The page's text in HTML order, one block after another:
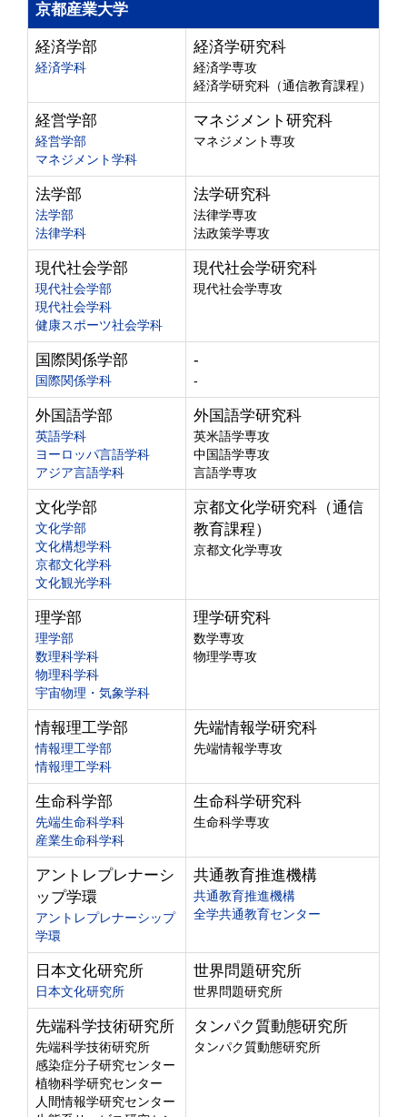
京都産業大学
経済学部
経済学科
経済学研究科
経済学専攻
経済学研究科（通信教育課程）
経営学部
経営学部
マネジメント学科
マネジメント研究科
マネジメント専攻
法学部
法学部
法律学科
法学研究科
法律学専攻
法政策学専攻
現代社会学部
現代社会学部
現代社会学科
健康スポーツ社会学科
現代社会学研究科
現代社会学専攻
国際関係学部
国際関係学科
-
-
外国語学部
英語学科
ヨーロッパ言語学科
アジア言語学科
外国語学研究科
英米語学専攻
中国語学専攻
言語学専攻
文化学部
文化学部
文化構想学科
京都文化学科
文化観光学科
京都文化学研究科（通信
教育課程）
京都文化学専攻
理学部
理学部
数理科学科
物理科学科
宇宙物理・気象学科
理学研究科
数学専攻
物理学専攻
情報理工学部
情報理工学部
情報理工学科
先端情報学研究科
先端情報学専攻
生命科学部
先端生命科学科
産業生命科学科
生命科学研究科
生命科学専攻
アントレプレナーシ
ップ学環
アントレプレナーシップ
学環
共通教育推進機構
共通教育推進機構
全学共通教育センター
日本文化研究所
日本文化研究所
世界問題研究所
世界問題研究所
先端科学技術研究所
先端科学技術研究所
感染症分子研究センター
植物科学研究センター
人間情報学研究センター
タンパク質動態研究所
タンパク質動態研究所